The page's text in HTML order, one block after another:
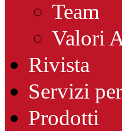
Team
Valori
Rivista
Servizi
Prodotti